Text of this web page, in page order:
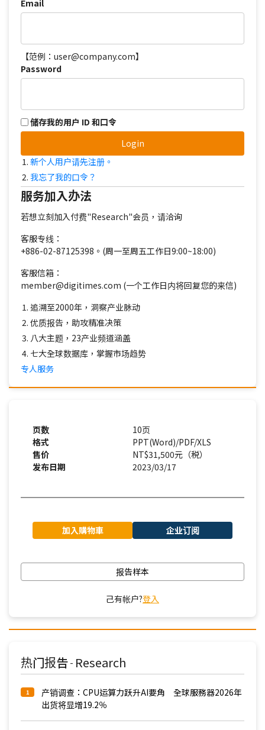
Email
【范例：user@company.com】
Password
储存我的用户 ID 和口令
Login
新个人用户请先注册。
我忘了我的口令？
服务加入办法
若想立刻加入付费"Research"会员，请洽询
客服专线：
+886-02-87125398。(周一至周五工作日9:00~18:00)
客服信箱：
member@digitimes.com (一个工作日内将回复您的来信)
追溯至2000年，洞察产业脉动
优质报告，助攻精准决策
八大主题，23产业频道涵盖
七大全球数据库，掌握市场趋势
专人服务
页数
10页
格式
PPT(Word)/PDF/XLS
售价
NT$31,500元（税）
发布日期
2023/03/17
加入購物車 企业订阅
报告样本
己有帐户?登入
热门报告 - Research
1
产销调查：CPU运算力跃升AI要角 全球服務器2026年
出货将显增19.2％